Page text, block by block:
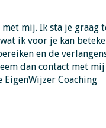
mij. Ik sta je graag
ik voor je kan
en de
dan contact met
EigenWijzer Coaching